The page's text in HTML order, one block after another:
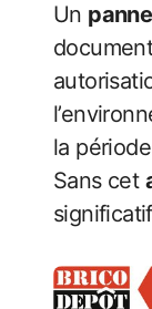
Un
la
Sans cet